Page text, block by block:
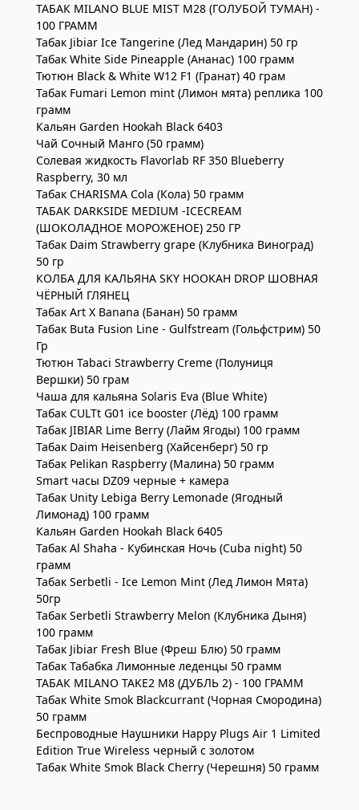
ТАБАК MILANO BLUE MIST M28 (ГОЛУБОЙ ТУМАН) -
100 ГРАММ
Табак Jibiar Ice Tangerine (Лед Мандарин) 50 гр
Табак White Side Pineapple (Ананас) 100 грамм
Тютюн Black & White W12 F1 (Гранат) 40 грам
Табак Fumari Lemon mint (Лимон мята) реплика 100
грамм
Кальян Garden Hookah Black 6403
Чай Сочный Манго (50 грамм)
Солевая жидкость Flavorlab RF 350 Blueberry
Raspberry, 30 мл
Табак CHARISMA Cola (Кола) 50 грамм
ТАБАК DARKSIDE MEDIUM -ICECREAM
(ШОКОЛАДНОЕ МОРОЖЕНОЕ) 250 ГР
Табак Daim Strawberry grape (Клубника Виноград)
50 гр
КОЛБА ДЛЯ КАЛЬЯНА SKY HOOKAH DROP ШОВНАЯ
ЧЁРНЫЙ ГЛЯНЕЦ
Табак Art X Banana (Банан) 50 грамм
Табак Buta Fusion Line - Gulfstream (Гольфстрим) 50
Гр
Тютюн Tabaci Strawberry Сreme (Полуниця
Вершки) 50 грам
Чаша для кальяна Solaris Eva (Blue White)
Табак CULTt G01 ice booster (Лёд) 100 грамм
Табак JIBIAR Lime Berry (Лайм Ягоды) 100 грамм
Табак Daim Heisenberg (Хайсенберг) 50 гр
Табак Pelikan Raspberry (Малина) 50 грамм
Smart часы DZ09 черные + камера
Табак Unity Lebiga Berry Lemonade (Ягодный
Лимонад) 100 грамм
Кальян Garden Hookah Black 6405
Табак Al Shaha - Кубинская Ночь (Cuba night) 50
грамм
Табак Serbetli - Ice Lemon Mint (Лед Лимон Мята)
50гр
Табак Serbetli Strawberry Melon (Клубника Дыня)
100 грамм
Табак Jibiar Fresh Blue (Фреш Блю) 50 грамм
Табак Табабка Лимонные леденцы 50 грамм
ТАБАК MILANO TAKE2 M8 (ДУБЛЬ 2) - 100 ГРАММ
Табак White Smok Blackcurrant (Чорная Смородина)
50 грамм
Беспроводные Наушники Happy Plugs Air 1 Limited
Edition True Wireless черный с золотом
Табак White Smok Black Cherry (Черешня) 50 грамм